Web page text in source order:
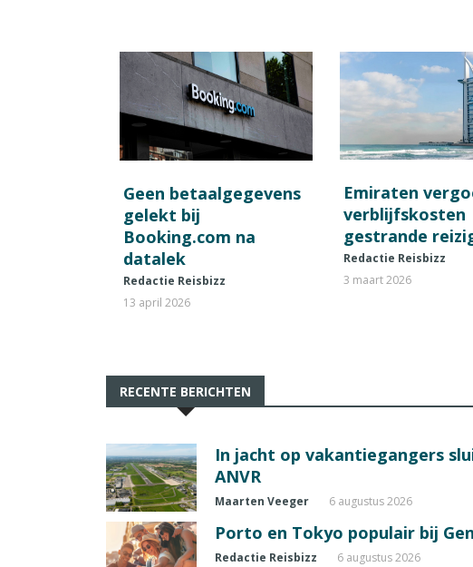
Geen betaalgegevens
gelekt bij
Booking.com na
datalek
Redactie Reisbizz
13 april 2026
Emiraten
verblijfskosten
gestrande
Redactie Reisbizz
3 maart 2026
RECENTE BERICHTEN
In jacht op vakantiegangers
ANVR
Maarten Veeger 6 augustus 2026
Porto en Tokyo populair bij
Redactie Reisbizz 6 augustus 2026